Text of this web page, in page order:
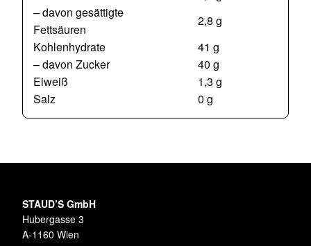
– davon gesättigte
Fettsäuren
2,8 g
Kohlenhydrate
41 g
– davon Zucker
40 g
Eiweiß
1,3 g
Salz
0 g
STAUD’S GmbH
Hubergasse 3
A-1160 Wien